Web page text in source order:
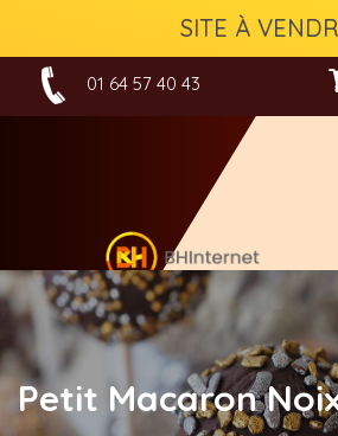
SITE À
01 64 57 40 43
Petit Macaron